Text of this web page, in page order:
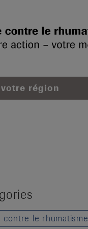
région
contre le rhumatisme